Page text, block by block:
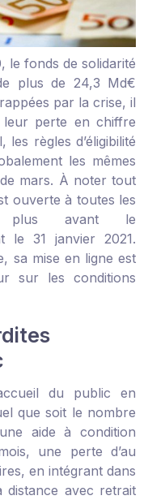
le fonds de solidarité
plus de 24,3 Md€
par la crise, il
perte en chiffre
les règles d’éligibilité
les mêmes
mars. À noter tout
ouverte à toutes les
plus avant le
le 31 janvier 2021.
sa mise en ligne est
sur les conditions
du public en
que soit le nombre
aide à condition
une perte d’au
en intégrant dans
distance avec retrait